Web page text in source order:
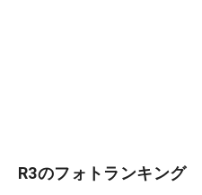
R3のフォトランキング